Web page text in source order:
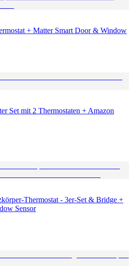
+ Matter Smart Door & Window
Set mit 2 Thermostaten + Amazon
Thermostat - 3er-Set & Bridge +
Sensor